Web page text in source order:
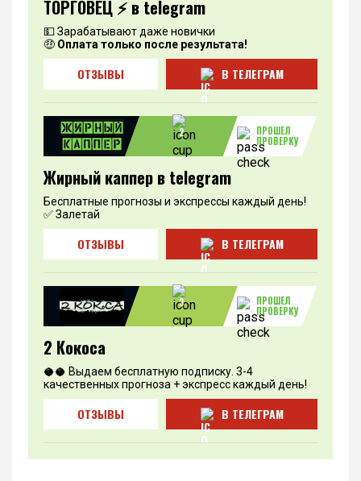
ТОРГО́ВЕЦ ⚡️ в telegram
💵 Зарабатывают даже новички
🤑 Оплата только после результата!
ОТЗЫВЫ В ТЕЛЕГРАМ
2
ПРОШЕЛ
ПРОВЕРКУ
Жирный каппер в telegram
Бесплатные прогнозы и экспрессы каждый день!
✅ Залетай
ОТЗЫВЫ В ТЕЛЕГРАМ
3
ПРОШЕЛ
ПРОВЕРКУ
2 Кокоса
🥥🥥 Выдаем бесплатную подписку. 3-4
качественных прогноза + экспресс каждый день!
ОТЗЫВЫ В ТЕЛЕГРАМ